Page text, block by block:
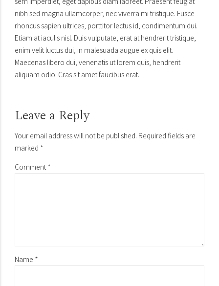
nibh sed magna ullamcorper, nec viverra mi tristique. Fusce
rhoncus sapien ultrices, porttitor lectus id, condimentum dui.
Etiam at iaculis nisl. Duis vulputate, erat at hendrerit tristique,
enim velit luctus dui, in malesuada augue ex quis elit.
Maecenas libero dui, venenatis ut lorem quis, hendrerit
aliquam odio. Cras sit amet faucibus erat.
Leave a Reply
Your email address will not be published. Required fields are
marked *
Comment*
Name *